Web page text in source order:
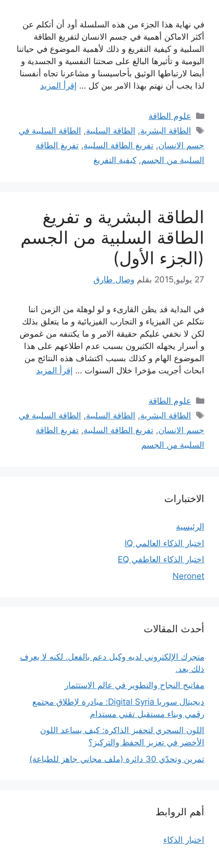
في نهاية هذا الجزء من هذه السلسلة أود أن أتكلم عن
أكثر الاماكن أهمية في جسم الانسان لتفريغ الطاقة
السلبية و كيفية التفريغ و ذلك لأهمية الموضوع في حياتنا
اليومية و تأثيرها البالغ على صحتنا النفسية و الجسدية و
أيضا لارتباطها الوثيق بأحاسيسنا و مشاعرنا تجاه أنفسنا
لذا يجب أن نهتم بهذا الامر بين كل … إقرأ المزيد
التصنيفات
علوم الطاقة
الوسوم
الطاقة البشرية, الطاقة السلبية, الطاقة السلبية في
جسم الانسان, تفريغ الطاقة السلبية, تفريغ الطاقة
السلبية من الجسم, كيفية التفريغ
الطاقة البشرية و تفريغ
الطاقة السلبية من الجسم
(الجزء الأول)
27 يوليو,2015 بقلم وصال طارق
في البداية قد يظن القارىء و لو لوهلة من الزمن اننا
نتكلم عن الفيزياء و التجارب الفيزيائية و ما يتعلق بذلك
لكن لا نخفي عليكم حقيقة الامر و ما يكتنفه من غموض
و أسرار يجهله الكثيرون بسبب عدم اطلاعهم على هذا
الموضوع الهام و كذلك بسبب اكتشاف هذه النتائج من
ابحاث أجريت مؤخرا خلال السنوات … إقرأ المزيد
التصنيفات
علوم الطاقة
الوسوم
الطاقة البشرية, الطاقة السلبية, الطاقة السلبية في
جسم الانسان, تفريغ الطاقة السلبية, تفريغ الطاقة
السلبية من الجسم
الاختبارات
الرئيسية
اختبار الذكاء العالمي IQ
اختبار الذكاء العاطفي EQ
Neronet
أحدث المقالات
متجرك الإلكتروني لديه وكيل دعم بالفعل. لكنه لا يعرف
ذلك بعد.
مفاتيح النجاح والتطوير في عالم الاستثمار
ديجيتال سوريا Digital Syria: مبادرة لإطلاق مجتمع
رقمي وبناء مستقبل تقني مستدام
اللون السحري لتحفيز الذاكرة: كيف يساعد اللون
الأخضر في تعزيز الحفظ والتركيز؟
تمرين وتحدّي 30 دائرة (ملف مجاني جاهز للطباعة)
أهم الروابط
اختبار الذكاء